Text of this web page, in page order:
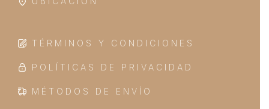
TÉRMINOS Y CONDICIONES
POLÍTICAS DE PRIVACIDAD
MÉTODOS DE ENVÍO